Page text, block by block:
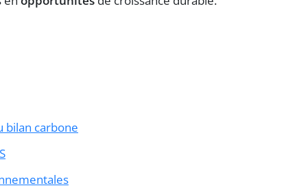
bilan carbone